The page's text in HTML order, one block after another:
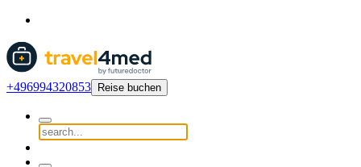
+496994320853 Reise buchen